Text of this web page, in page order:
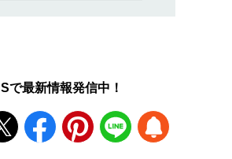
で最新情報発信中！